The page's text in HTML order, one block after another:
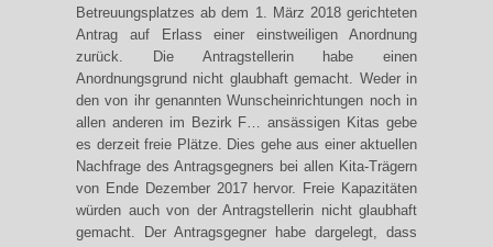
Betreuungsplatzes ab dem 1. März 2018 gerichteten
Antrag auf Erlass einer einstweiligen Anordnung
zurück. Die Antragstellerin habe einen
Anordnungsgrund nicht glaubhaft gemacht. Weder in
den von ihr genannten Wunscheinrichtungen noch in
allen anderen im Bezirk F… ansässigen Kitas gebe
es derzeit freie Plätze. Dies gehe aus einer aktuellen
Nachfrage des Antragsgegners bei allen Kita-Trägern
von Ende Dezember 2017 hervor. Freie Kapazitäten
würden auch von der Antragstellerin nicht glaubhaft
gemacht. Der Antragsgegner habe dargelegt, dass